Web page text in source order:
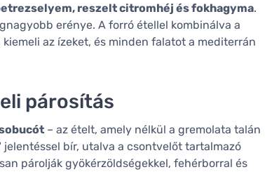
reszelt citromhéj és fokhagyma.
erénye. A forró étellel kombinálva a
az ízeket, és minden falatot a mediterrán
párosítás
– az ételt, amely nélkül a gremolata talán
bír, utalva a csontvelőt tartalmazó
párolják gyökérzöldségekkel, fehérborral és